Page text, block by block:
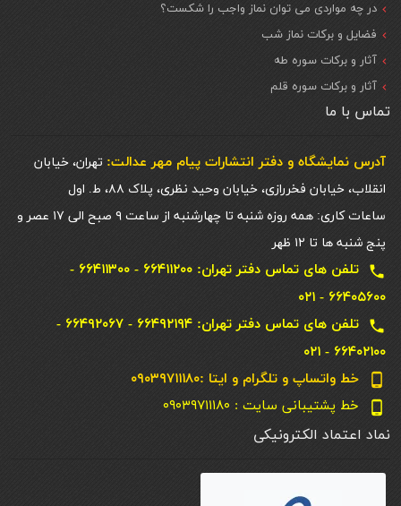
در چه مواردی می توان نماز واجب را شکست؟
فضایل و برکات نماز شب
آثار و برکات سوره طه
آثار و برکات سوره قلم
تماس با ما
آدرس نمایشگاه و دفتر انتشارات پيام مهر عدالت: تهران، خیابان
انقلاب، خیابان فخررازی، خیابان وحید نظری، پلاک ۸۸، ط. اول
ساعات کاری: همه روزه شنبه تا چهارشنبه از ساعت ۹ صبح الی ۱۷ عصر و
پنج شنبه ها تا ۱۲ ظهر
local_phone
تلفن های تماس دفتر تهران: ۶۶۴۱۱۲۰۰ - ۶۶۴۱۱۳۰۰ -
۶۶۴۰۵۶۰۰ - ۰۲۱
local_phone
تلفن های تماس دفتر تهران: ۶۶۴۹۲۱۹۴ - ۶۶۴۹۲۰۶۷ -
۶۶۴۰۲۱۰۰ - ۰۲۱
phone_android خط واتساپ و تلگرام و ایتا :۰۹۰۳۹۷۱۱۱۸۰
phone_android خط پشتیبانی سایت : ۰۹۰۳۹۷۱۱۱۸۰
نماد اعتماد الکترونیکی